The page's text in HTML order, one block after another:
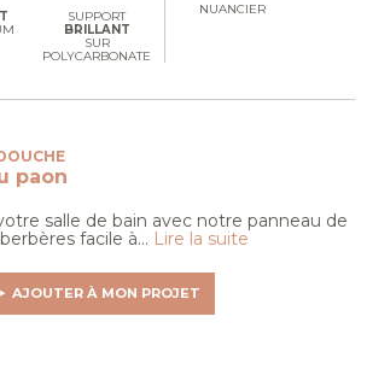
SUPPORT
BRILLANT
SUR
POLYCARBONATE
NUANCIER
paon
salle de bain avec notre panneau de
facile à... Lire la suite
AJOUTER À MON PROJET